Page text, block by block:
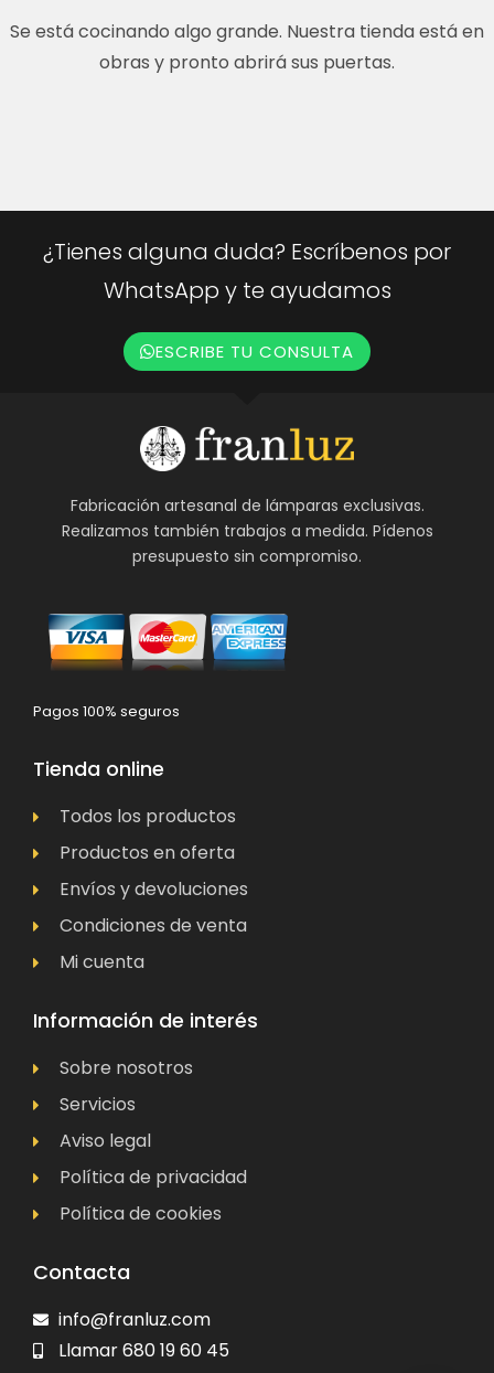
Se está cocinando algo grande. Nuestra tienda está en
obras y pronto abrirá sus puertas.
¿Tienes alguna duda? Escríbenos por
WhatsApp y te ayudamos
ESCRIBE TU CONSULTA
Fabricación artesanal de lámparas exclusivas.
Realizamos también trabajos a medida. Pídenos
presupuesto sin compromiso.
Pagos 100% seguros
Tienda online
Todos los productos
Productos en oferta
Envíos y devoluciones
Condiciones de venta
Mi cuenta
Información de interés
Sobre nosotros
Servicios
Aviso legal
Política de privacidad
Política de cookies
Contacta
info@franluz.com
Llamar 680 19 60 45